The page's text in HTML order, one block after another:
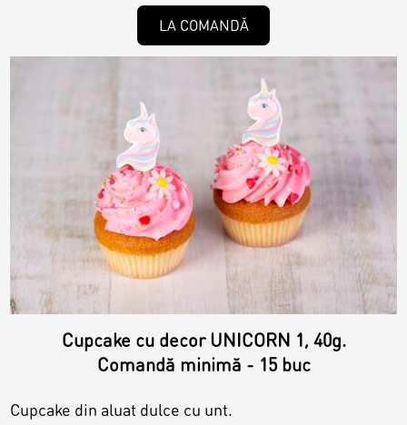
LA COMANDĂ
Cupcake cu decor UNICORN 1, 40g.
Comandă minimă - 15 buc
Cupcake din aluat dulce cu unt.